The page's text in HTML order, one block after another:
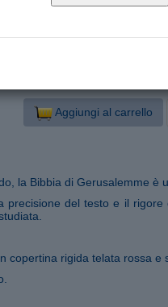
Nr. pagine:3060
Categoria: Vangelo e testi
Aggiungi al carrello
la Bibbia di Gerusalemme è
precisione del testo e il
copertina rigida telata rossa e